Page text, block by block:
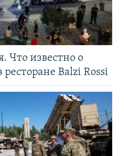
Что известно о
Balzi Rossi